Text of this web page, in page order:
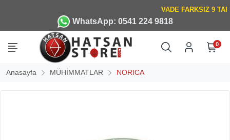
WhatsApp: 0541 224 9818
0
Anasayfa MÜHİMMATLAR NORICA